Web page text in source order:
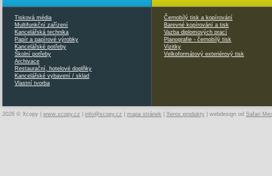
Tisková média
Multifunkční zařízení
Kancelářská technika
Papír a papírové výrobky
Kancelářské potřeby
Školní potřeby
Archivace
Restaurační, hotelové doplňky
Kancelářské vybavení / sklad
Vlastní tvorba
Černobílý tisk a kopírování
Barevné kopírování a tisk
Vazba diplomových prací
Planografie - černobílý tisk
Vizitky
Velkoformátový exteriérový tisk
2026 © Xcopy | www.xcopy.cz info@xcopy.cz mapa stránek Xerox produkty | webdesign od Safari